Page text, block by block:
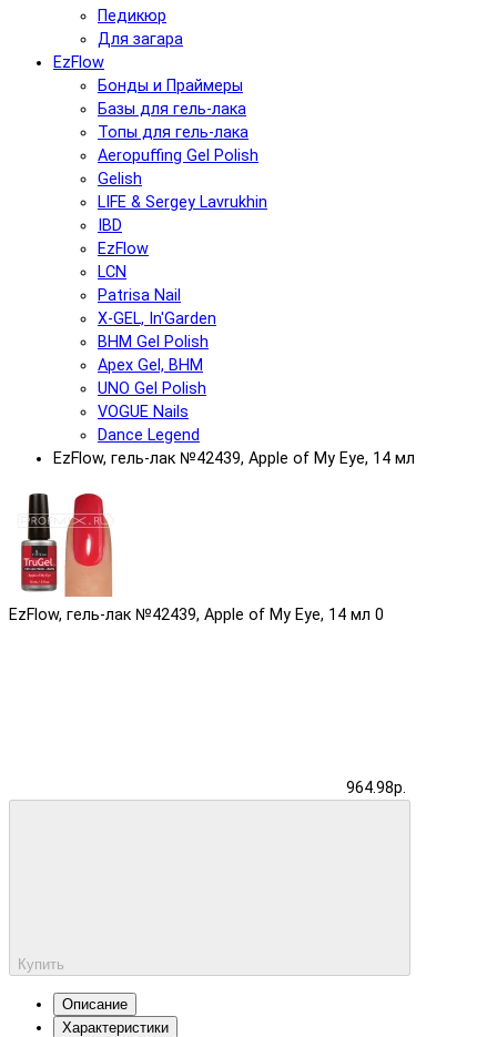
Педикюр
Для загара
EzFlow
Бонды и Праймеры
Базы для гель-лака
Топы для гель-лака
Aeropuffing Gel Polish
Gelish
LIFE & Sergey Lavrukhin
IBD
EzFlow
LCN
Patrisa Nail
X-GEL, In'Garden
BHM Gel Polish
Apex Gel, BHM
UNO Gel Polish
VOGUE Nails
Dance Legend
EzFlow, гель-лак №42439, Apple of My Eye, 14 мл
EzFlow, гель-лак №42439, Apple of My Eye, 14 мл 0
964.98р.
Купить
Описание
Характеристики